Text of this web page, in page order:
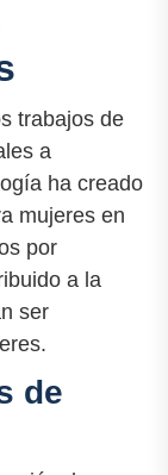
trabajos de
a
ha creado
mujeres en
por
a la
ser
de